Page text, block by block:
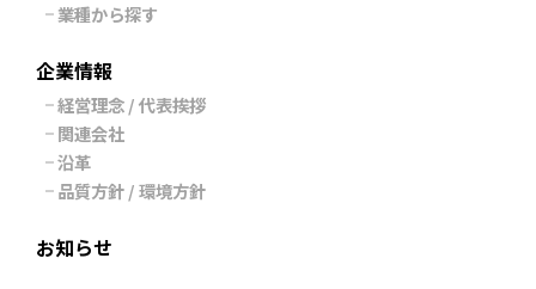
業種から探す
企業情報
経営理念 / 代表挨拶
関連会社
沿革
品質方針 / 環境方針
お知らせ